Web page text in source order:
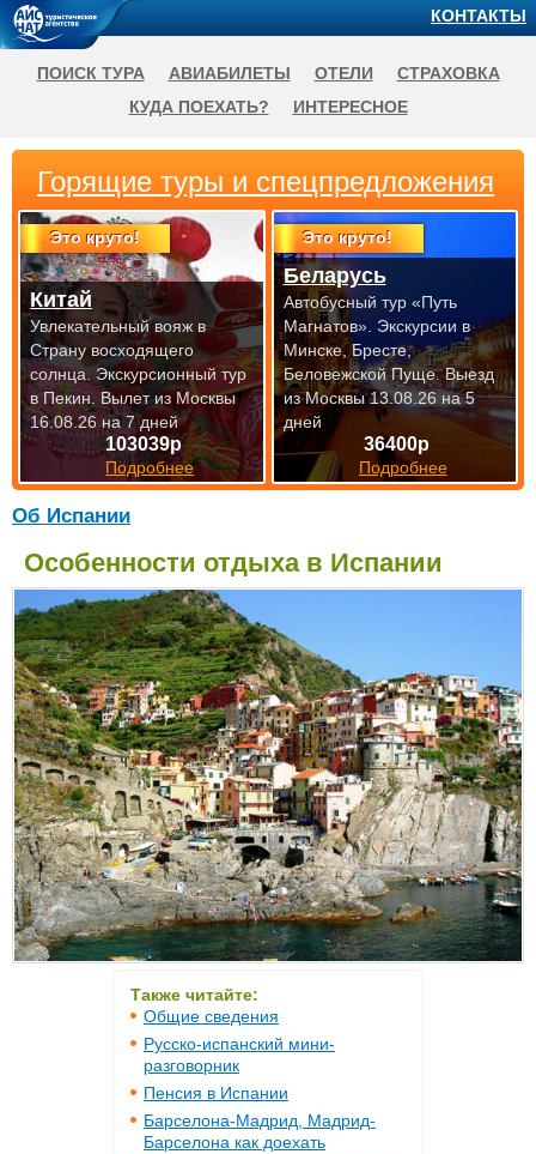
Об Испании
Особенности отдыха в Испании
Также читайте:
Общие сведения
Русско-испанский мини-
разговорник
Пенсия в Испании
Барселона-Мадрид, Мадрид-
Барселона как доехать
Горящие туры и спецпредложения
Это круто!
103039р
Подробнее
Китай
Увлекательный вояж в
Страну восходящего
солнца. Экскурсионный тур
в Пекин. Вылет из Москвы
16.08.26 на 7 дней
Это круто!
36400р
Подробнее
Беларусь
Автобусный тур «Путь
Магнатов». Экскурсии в
Минске, Бресте,
Беловежской Пуще.Выезд
из Москвы 13.08.26 на 5
дней
КОНТАКТЫ
ПОИСК ТУРА АВИАБИЛЕТЫ ОТЕЛИ
СТРАХОВКА
КУДА ПОЕХАТЬ?
ИНТЕРЕСНОЕ